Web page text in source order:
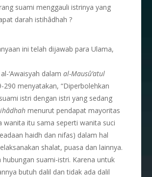
suami menggauli istrinya yang
darah istihâdhah ?
ini telah dijawab para Ulama,
‘Awaisyah dalamal-Mausû’atul
290 menyatakan, “Diperbolehkan
istri dengan istri yang sedang
âdhah menurut pendapat mayoritas
wanita itu sama seperti wanita suci
haidh dan nifas) dalam hal
shalat, puasa dan lainnya.
hubungan suami-istri. Karena untuk
butuh dalil dan tidak ada dalil